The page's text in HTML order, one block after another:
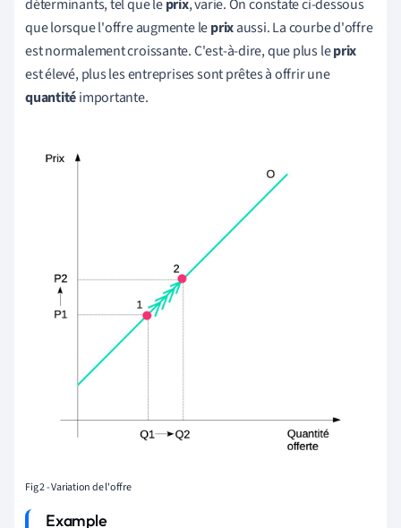
déterminants, tel que leprix, varie. On constate ci-dessous
que lorsque l'offre augmente leprixaussi. La courbe d'offre
est normalement croissante. C'est-à-dire, que plus leprix
est élevé, plus les entreprises sont prêtes à offrir une
quantitéimportante.
Fig 2 - Variation de l'offre